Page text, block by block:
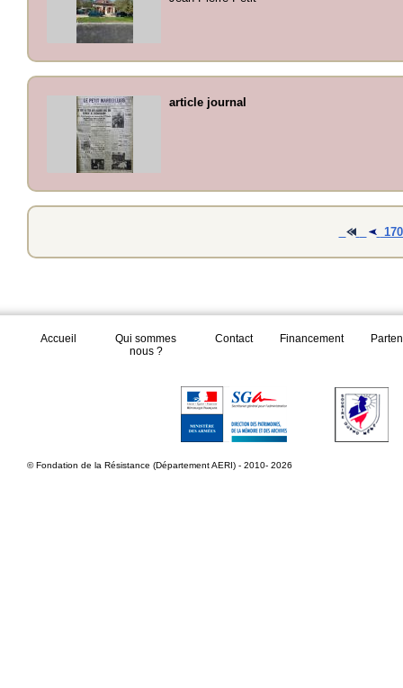
article journal
Accueil
Qui sommes
nous ?
Contact Financement
© Fondation de la Résistance (Département AERI) - 2010- 2026